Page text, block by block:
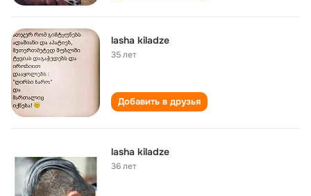
lasha kiladze
35 лет
Добавить в друзья
lasha kiladze
36 лет